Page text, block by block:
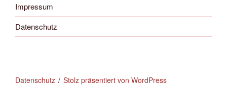
Impressum
Datenschutz
Datenschutz Stolz präsentiert von WordPress